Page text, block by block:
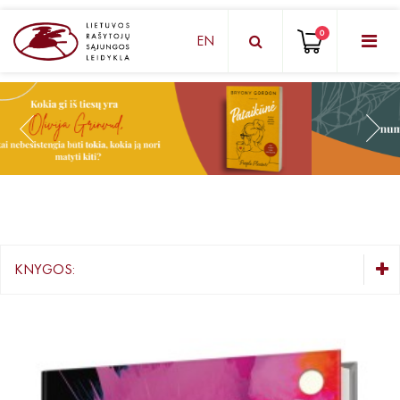
KNYGŲ DĖŽUTĖ - STAIGMENA
Grožinė literatūra
KNYGOS PIGIAU
EN 0
KNYGOS:
Knygos vaikams ir paaugliams
Negrožinė literatūra